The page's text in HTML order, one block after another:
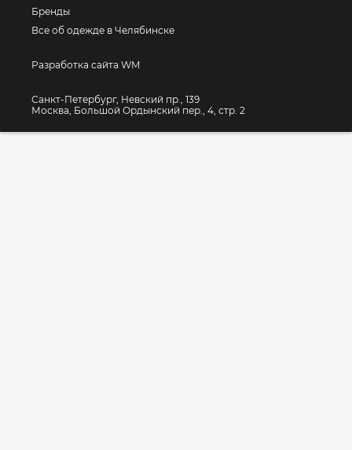
Бренды
Все об одежде в Челябинске
Разработка сайта WM
Санкт-Петербург, Невский пр., 139
Москва, Большой Ордынский пер., 4, стр. 2